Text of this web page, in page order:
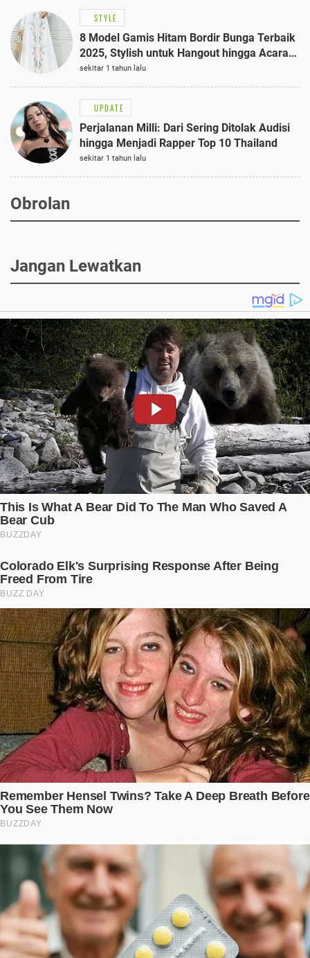
STYLE
8 Model Gamis Hitam Bordir Bunga Terbaik
2025, Stylish untuk Hangout hingga Acara
Semi-Formal
sekitar 1 tahun lalu
UPDATE
Perjalanan Milli: Dari Sering Ditolak Audisi
hingga Menjadi Rapper Top 10 Thailand
sekitar 1 tahun lalu
Obrolan
Jangan Lewatkan